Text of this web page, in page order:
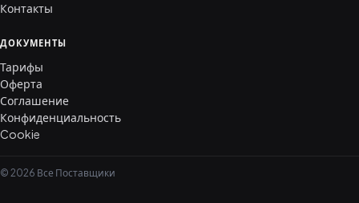
Контакты
ДОКУМЕНТЫ
Тарифы
Оферта
Соглашение
Конфиденциальность
Cookie
© 2026 Все Поставщики